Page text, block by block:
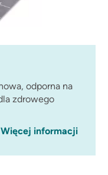
odporna na
zdrowego
Więcej informacji